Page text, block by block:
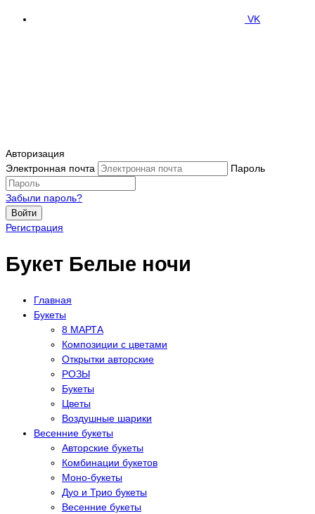
VK
Авторизация
Электронная почта
Пароль
Забыли пароль?
Войти
Регистрация
Букет Белые ночи
Главная
Букеты
8 МАРТА
Композиции с цветами
Открытки авторские
РОЗЫ
Букеты
Цветы
Воздушные шарики
Весенние букеты
Авторские букеты
Комбинации букетов
Моно-букеты
Дуо и Трио букеты
Весенние букеты